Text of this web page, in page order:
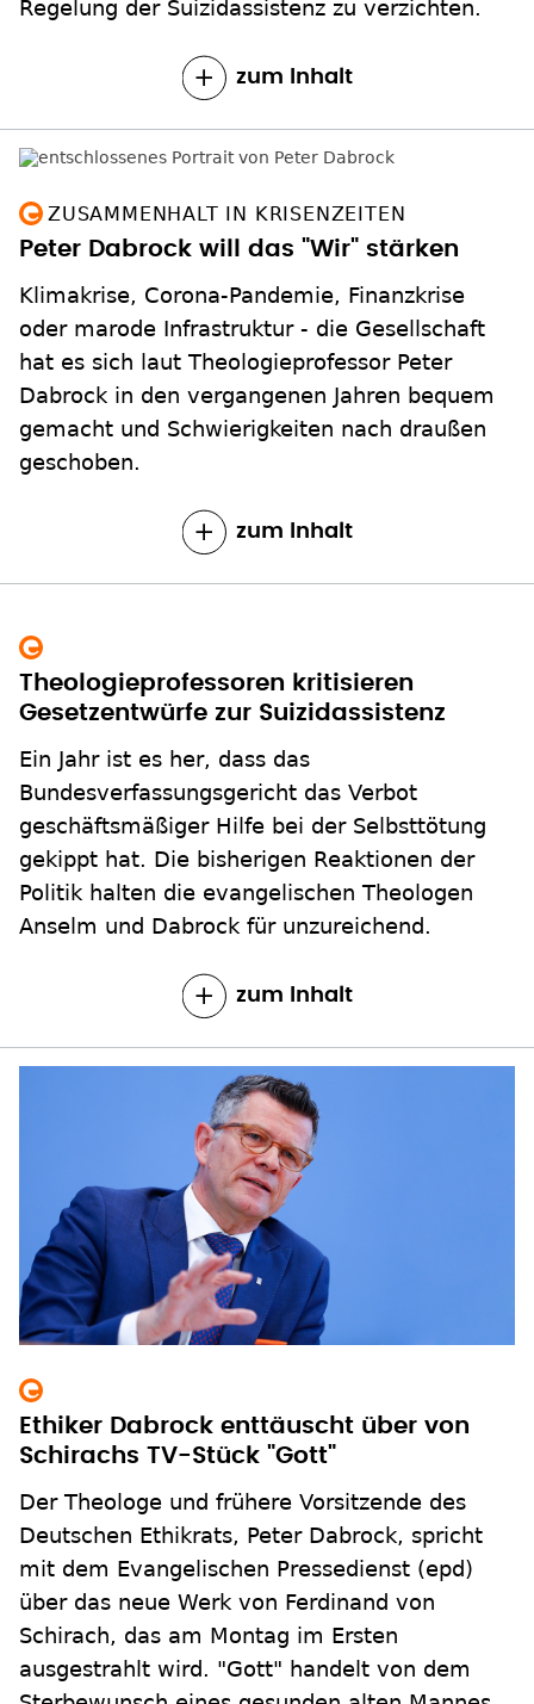
Regelung der Suizidassistenz zu verzichten.
zum Inhalt
ZUSAMMENHALT IN KRISENZEITEN
Peter Dabrock will das "Wir" stärken
Klimakrise, Corona-Pandemie, Finanzkrise
oder marode Infrastruktur - die Gesellschaft
hat es sich laut Theologieprofessor Peter
Dabrock in den vergangenen Jahren bequem
gemacht und Schwierigkeiten nach draußen
geschoben.
zum Inhalt
Theologieprofessoren kritisieren
Gesetzentwürfe zur Suizidassistenz
Ein Jahr ist es her, dass das
Bundesverfassungsgericht das Verbot
geschäftsmäßiger Hilfe bei der Selbsttötung
gekippt hat. Die bisherigen Reaktionen der
Politik halten die evangelischen Theologen
Anselm und Dabrock für unzureichend.
zum Inhalt
Ethiker Dabrock enttäuscht über von
Schirachs TV-Stück "Gott"
Der Theologe und frühere Vorsitzende des
Deutschen Ethikrats, Peter Dabrock, spricht
mit dem Evangelischen Pressedienst (epd)
über das neue Werk von Ferdinand von
Schirach, das am Montag im Ersten
ausgestrahlt wird. "Gott" handelt von dem